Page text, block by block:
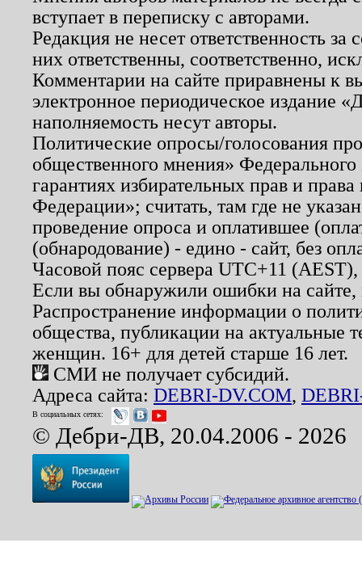
вступает в переписку с авторами.
Редакция не несет ответственность
них ответственны, соответственно,
Комментарии на сайте приравнены к
электронное периодическое издание
наполняемость несут авторы.
Политические опросы/голосования
общественного мнения»
гарантиях избирательных прав и
Федерации»; считать, там где не
проведение опроса и оплатившее
(обнародование) - едино - сайт, без
Часовой пояс сервера UTC+11
Если вы обнаружили ошибки на
Распространение информации о
общества, публикации на актуальные
женщин. 16+ для детей старше 16 лет.
СМИ не получает субсидий.
Адреса сайта: DEBRI-DV.COM,
В социальных сетях:
© Дебри-ДВ, 20.04.2006 - 2026